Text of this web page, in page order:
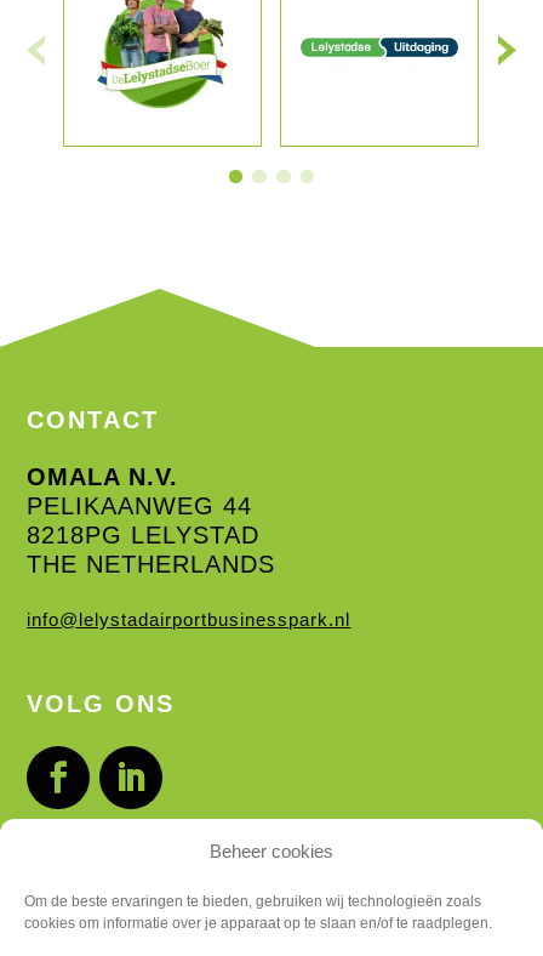
Beheer cookies
Om de beste ervaringen te bieden, gebruiken wij technologieën zoals
cookies om informatie over je apparaat op te slaan en/of te raadplegen.
CONTACT
OMALA N.V.
PELIKAANWEG 44
8218PG LELYSTAD
THE NETHERLANDS
info@lelystadairportbusinesspark.nl
VOLG ONS
LOCATIES